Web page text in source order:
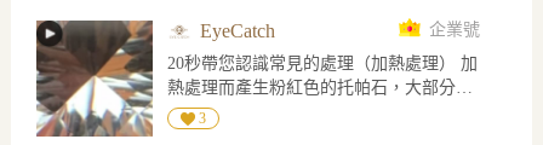
EyeCatch
企業號
20秒帶您認識常見的處理（加熱處理） 加
熱處理而產生粉紅色的托帕石，大部分的
粉紅托帕石是將含有鉻的黃色和褐色托帕
3